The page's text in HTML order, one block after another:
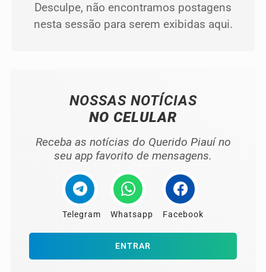
Desculpe, não encontramos postagens
nesta sessão para serem exibidas aqui.
NOSSAS NOTÍCIAS
NO CELULAR
Receba as notícias do Querido Piauí no
seu app favorito de mensagens.
Telegram Whatsapp Facebook
ENTRAR